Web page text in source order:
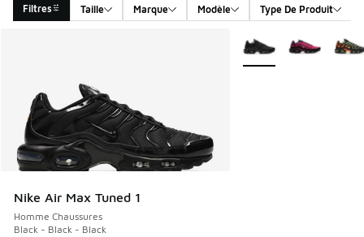
Filtres Taille Marque Modèle Type De Produit
Nike Air Max Tuned 1
Homme Chaussures
Black - Black - Black
Plus de couleurs